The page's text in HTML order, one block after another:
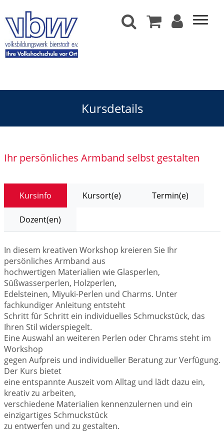
Kursdetails
Ihr persönliches Armband selbst gestalten
Kursinfo Kursort(e) Termin(e)
Dozent(en)
In diesem kreativen Workshop kreieren Sie Ihr
persönliches Armband aus
hochwertigen Materialien wie Glasperlen,
Süßwasserperlen, Holzperlen,
Edelsteinen, Miyuki-Perlen und Charms. Unter
fachkundiger Anleitung entsteht
Schritt für Schritt ein individuelles Schmuckstück, das
Ihren Stil widerspiegelt.
Eine Auswahl an weiteren Perlen oder Chrams steht im
Workshop
gegen Aufpreis und individueller Beratung zur Verfügung.
Der Kurs bietet
eine entspannte Auszeit vom Alltag und lädt dazu ein,
kreativ zu arbeiten,
verschiedene Materialien kennenzulernen und ein
einzigartiges Schmuckstück
zu entwerfen und zu gestalten.